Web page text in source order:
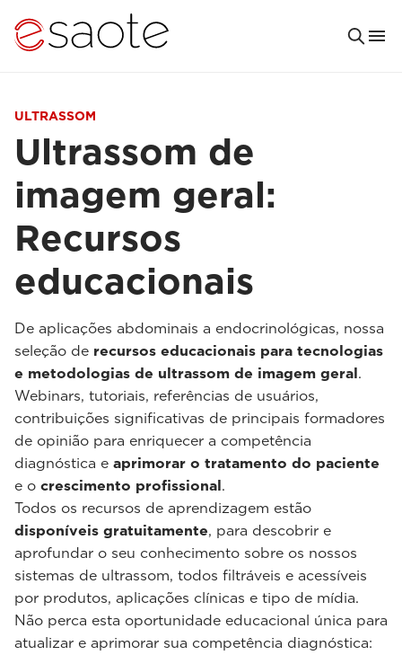
ULTRASSOM
Ultrassom de
imagem geral:
Recursos
educacionais
De aplicações abdominais a endocrinológicas, nossa
seleção de recursos educacionais para tecnologias
e metodologias de ultrassom de imagem geral.
Webinars, tutoriais, referências de usuários,
contribuições significativas de principais formadores
de opinião para enriquecer a competência
diagnóstica e aprimorar o tratamento do paciente
e o crescimento profissional.
Todos os recursos de aprendizagem estão
disponíveis gratuitamente, para descobrir e
aprofundar o seu conhecimento sobre os nossos
sistemas de ultrassom, todos filtráveis e acessíveis
por produtos, aplicações clínicas e tipo de mídia.
Não perca esta oportunidade educacional única para
atualizar e aprimorar sua competência diagnóstica: